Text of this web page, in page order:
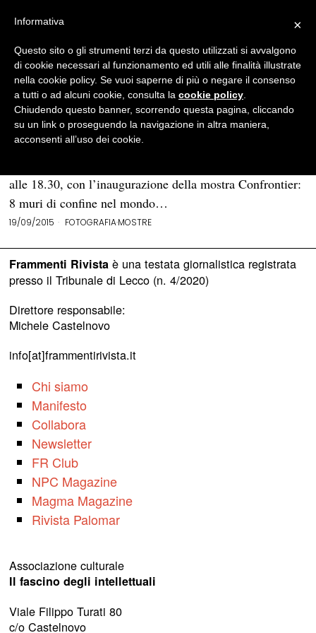
BROWSE TAG
Kai Wiedenhöfer
“Confrontier” di Kai Wiedenhöfer:
la fotografia che supera i muri
LECCO – Il primo fine settimana della 18° edizione del
alle 18.30, con l’inaugurazione della mostra Confrontier:
8 muri di confine nel mondo…
19/09/2015 FOTOGRAFIA·MOSTRE
Frammenti Rivistaè una testata giornalistica registrata
presso il Tribunale di Lecco (n. 4/2020)
Direttore responsabile:
Michele Castelnovo
info[at]frammentirivista.it
Chi siamo
Manifesto
Collabora
Newsletter
FR Club
NPC Magazine
Magma Magazine
Rivista Palomar
Associazione culturale
Il fascino degli intellettuali
Viale Filippo Turati 80
c/o Castelnovo
×
Informativa
Questo sito o gli strumenti terzi da questo utilizzati si avvalgono
di cookie necessari al funzionamento ed utili alle finalità illustrate
nella cookie policy. Se vuoi saperne di più o negare il consenso
a tutti o ad alcuni cookie, consulta la cookie policy
Chiudendo questo banner, scorrendo questa pagina, cliccando
su un link o proseguendo la navigazione in altra maniera,
acconsenti all’uso dei cookie.